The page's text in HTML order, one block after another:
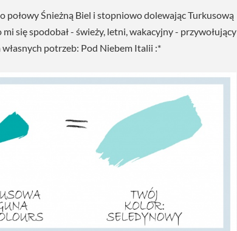
połowy Śnieżną Biel i stopniowo dolewając Turkusową
się spodobał - świeży, letni, wakacyjny - przywołujący
potrzeb: Pod Niebem Italii :*